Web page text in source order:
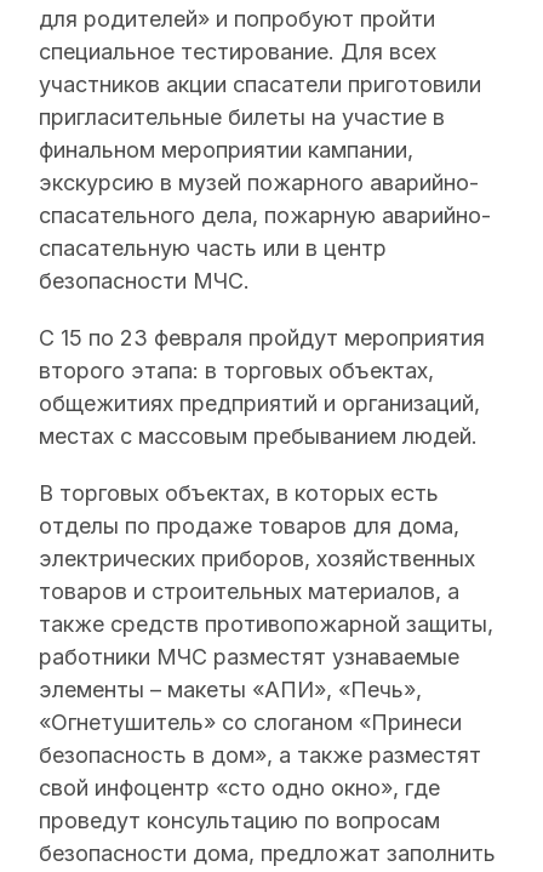
для родителей» и попробуют пройти
специальное тестирование. Для всех
участников акции спасатели приготовили
пригласительные билеты на участие в
финальном мероприятии кампании,
экскурсию в музей пожарного аварийно-
спасательного дела, пожарную аварийно-
спасательную часть или в центр
безопасности МЧС.
С 15 по 23 февраля пройдут мероприятия
второго этапа: в торговых объектах,
общежитиях предприятий и организаций,
местах с массовым пребыванием людей.
В торговых объектах, в которых есть
отделы по продаже товаров для дома,
электрических приборов, хозяйственных
товаров и строительных материалов, а
также средств противопожарной защиты,
работники МЧС разместят узнаваемые
элементы – макеты «АПИ», «Печь»,
«Огнетушитель» со слоганом «Принеси
безопасность в дом», а также разместят
свой инфоцентр «сто одно окно», где
проведут консультацию по вопросам
безопасности дома, предложат заполнить